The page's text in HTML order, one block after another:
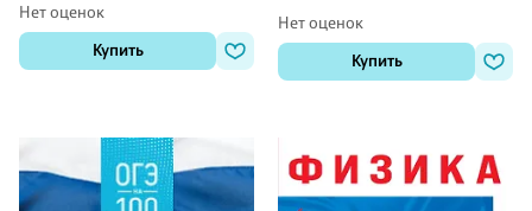
Нет оценок
Купить
Нет оценок
Купить